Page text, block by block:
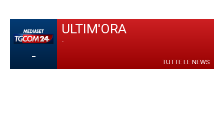
-
ULTIM'ORA
-
TUTTE LE NEWS